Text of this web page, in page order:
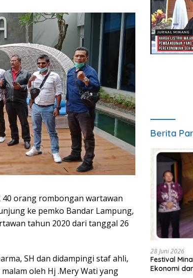
40 orang rombongan wartawan
ke pemko Bandar Lampung,
tahun 2020 dari tanggal 26
SH dan didampingi staf ahli,
oleh Hj .Mery Wati yang
Berita
28 Juni 2026
Festival
Ekonomi